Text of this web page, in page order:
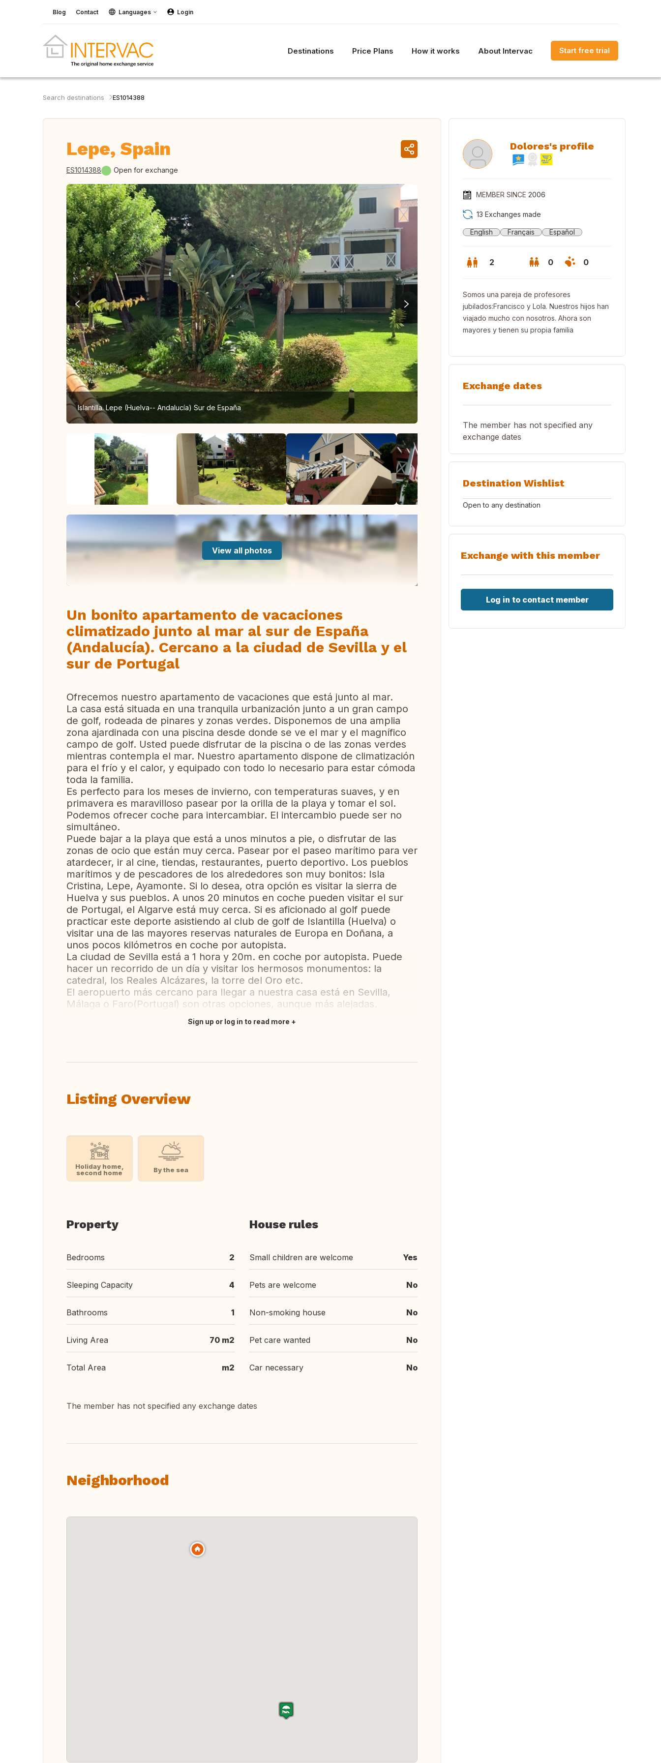
Blog Contact Languages Login
Destinations Price Plans How it works About Intervac Start free trial
Search destinations ES1014388
Lepe, Spain
ES1014388 Open for exchange
Islantilla. Lepe (Huelva-- Andalucía) Sur de España
View all photos
Un bonito apartamento de vacaciones
climatizado junto al mar al sur de España
(Andalucía). Cercano a la ciudad de Sevilla y el
sur de Portugal
Ofrecemos nuestro apartamento de vacaciones que está junto al mar.
La casa está situada en una tranquila urbanización junto a un gran campo
de golf, rodeada de pinares y zonas verdes. Disponemos de una amplia
zona ajardinada con una piscina desde donde se ve el mar y el magnífico
campo de golf. Usted puede disfrutar de la piscina o de las zonas verdes
mientras contempla el mar. Nuestro apartamento dispone de climatización
para el frío y el calor, y equipado con todo lo necesario para estar cómoda
toda la familia.
Es perfecto para los meses de invierno, con temperaturas suaves, y en
primavera es maravilloso pasear por la orilla de la playa y tomar el sol.
Podemos ofrecer coche para intercambiar. El intercambio puede ser no
simultáneo.
Puede bajar a la playa que está a unos minutos a pie, o disfrutar de las
zonas de ocio que están muy cerca. Pasear por el paseo marítimo para ver
atardecer, ir al cine, tiendas, restaurantes, puerto deportivo. Los pueblos
marítimos y de pescadores de los alrededores son muy bonitos: Isla
Cristina, Lepe, Ayamonte. Si lo desea, otra opción es visitar la sierra de
Huelva y sus pueblos. A unos 20 minutos en coche pueden visitar el sur
de Portugal, el Algarve está muy cerca. Si es aficionado al golf puede
practicar este deporte asistiendo al club de golf de Islantilla (Huelva) o
visitar una de las mayores reservas naturales de Europa en Doñana, a
unos pocos kilómetros en coche por autopista.
La ciudad de Sevilla está a 1 hora y 20m. en coche por autopista. Puede
hacer un recorrido de un día y visitar los hermosos monumentos: la
catedral, los Reales Alcázares, la torre del Oro etc.
El aeropuerto más cercano para llegar a nuestra casa está en Sevilla,
Málaga o Faro(Portugal) son otras opciones, aunque más alejadas.
Sign up or log in to read more
Listing Overview
Holiday home,
second home
By the sea
Property
Bedrooms 2
Sleeping Capacity 4
Bathrooms 1
Living Area 70 m2
Total Area m2
House rules
Small children are welcome Yes
Pets are welcome No
Non-smoking house No
Pet care wanted No
Car necessary No
The member has not specified any exchange dates
Neighborhood
Dolores's profile
MEMBER SINCE 2006
13 Exchanges made
English Français Español
2 0 0
Somos una pareja de profesores
jubilados:Francisco y Lola. Nuestros hijos han
viajado mucho con nosotros. Ahora son
mayores y tienen su propia familia
Exchange dates
The member has not specified any
exchange dates
Destination Wishlist
Open to any destination
Exchange with this member
Log in to contact member